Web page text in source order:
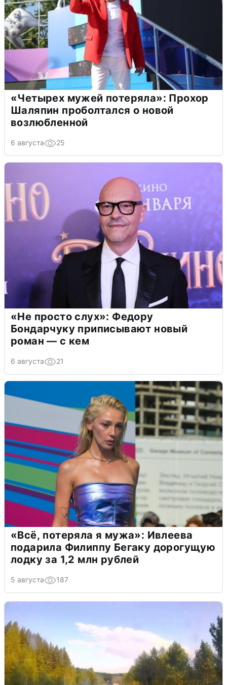
«Четырех мужей потеряла»: Прохор
Шаляпин проболтался о новой
возлюбленной
6 августа 25
«Не просто слух»: Федору
Бондарчуку приписывают новый
роман — с кем
6 августа 21
«Всё, потеряла я мужа»: Ивлеева
подарила Филиппу Бегаку дорогущую
лодку за 1,2 млн рублей
5 августа 187